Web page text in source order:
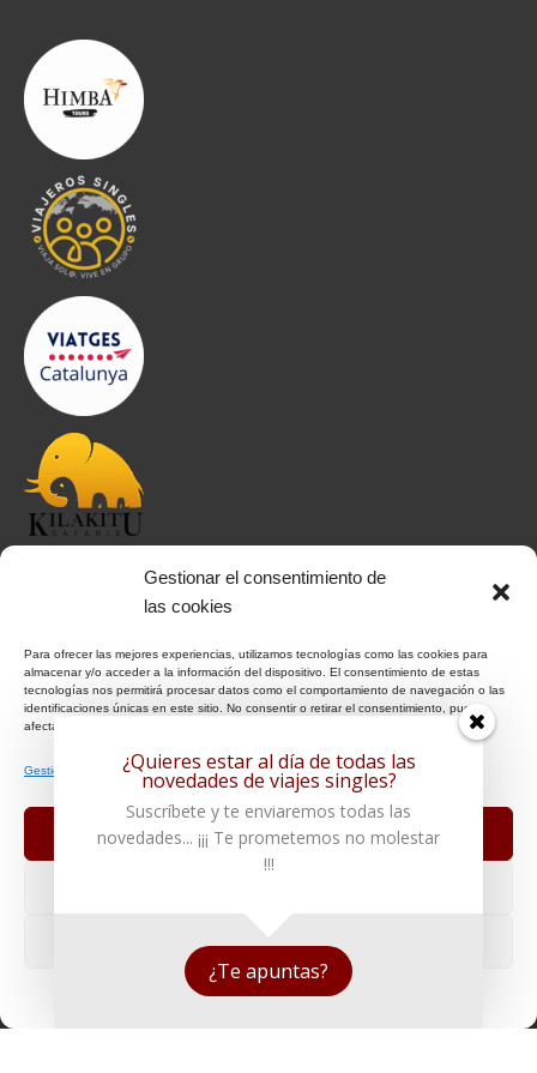
Gestionar el consentimiento de
las cookies
Para ofrecer las mejores experiencias, utilizamos tecnologías como las cookies para
almacenar y/o acceder a la información del dispositivo. El consentimiento de estas
tecnologías nos permitirá procesar datos como el comportamiento de navegación o las
identificaciones únicas en este sitio. No consentir o retirar el consentimiento, puede
afectar negativamente a ciertas características y funciones.
Gestionar los servicios
Aceptar
Ver preferencias
Política de cookiesPolitica de privacidad
+ Info o Reserva
INFORMACIÓN
Aviso Legal
Política de Privacidad
Política de Cookies
Condiciones Generales
Notas Generales del viaje
ENLACES DE INTERÉS
Recomendaciones de viaje del Ministerio de Exterior
¿Quieres estar al día de todas las
novedades de viajes singles?
Suscríbete y te enviaremos todas las
novedades... ¡¡¡ Te prometemos no molestar
!!!
¿Te apuntas?